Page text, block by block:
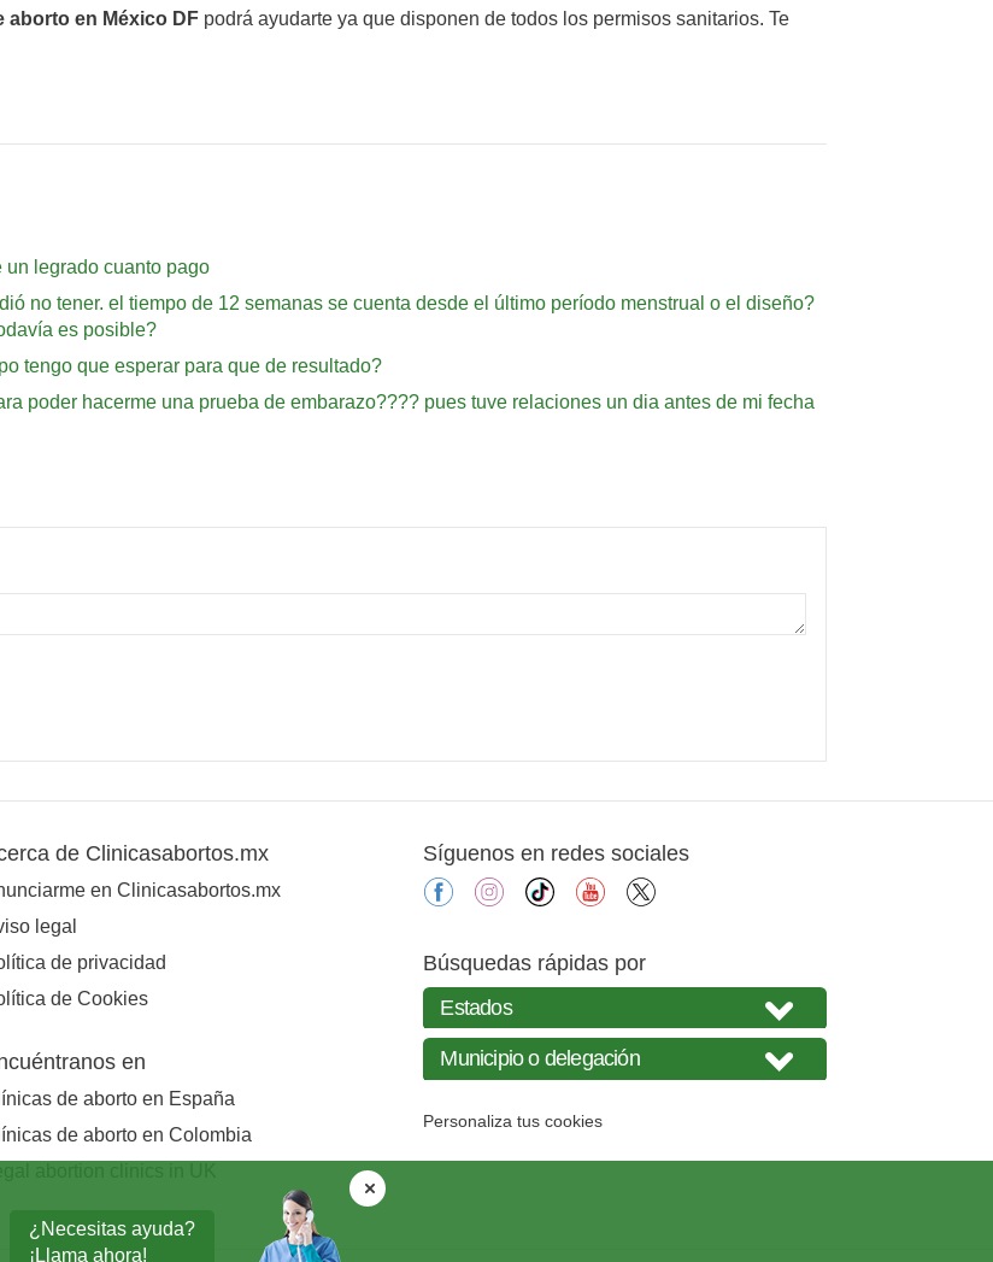
aborto en México DF podrá ayudarte ya que disponen de todos los permisos sanitarios. Te
un legrado cuanto pago
no tener. el tiempo de 12 semanas se cuenta desde el último período menstrual o el diseño?
es posible?
tengo que esperar para que de resultado?
poder hacerme una prueba de embarazo???? pues tuve relaciones un dia antes de mi fecha
¿Necesitas ayuda?
¡Llama ahora!
de Clinicasabortos.mx
en Clinicasabortos.mx
legal
de privacidad
de Cookies
en
de aborto en España
de aborto en Colombia
Síguenos en redes sociales
facebookinstagram
tiktok youtube
Búsquedas rápidas por
Personaliza tus cookies